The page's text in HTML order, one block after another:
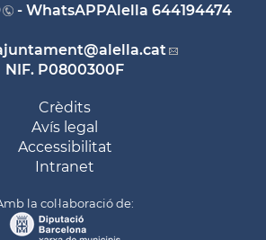
- WhatsAPPAlella 644194474
@alella.cat
NIF. P0800300F
Crèdits
Avís legal
Accessibilitat
Intranet
la col·laboració de: